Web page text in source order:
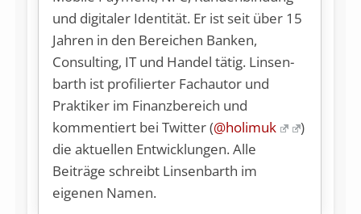
und digitaler Identität. Er ist seit über 15
Jahren in den Bereichen Banken,
Consulting, IT und Handel tätig. Lin­sen­
barth ist profilierter Fachautor und
Praktiker im Finanzbereich und
kommentiert bei Twitter (@holimuk
)
die aktuellen Entwicklungen. Alle
Beiträge schreibt Linsenbarth im
eigenen Namen.